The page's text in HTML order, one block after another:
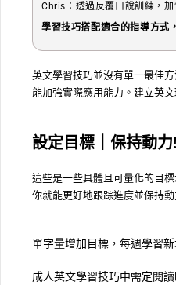
Chris：透過反覆口說訓練，
學習技巧搭配適合的指導方式
英文學習技巧並沒有單一最佳
能加強實際應用能力。建立英
設定目標｜保持動力!
這些是一些具體且可量化的目
你就能更好地跟踪進度並保持動
單字量增加目標，每週學習
成人英文學習技巧中需定閱